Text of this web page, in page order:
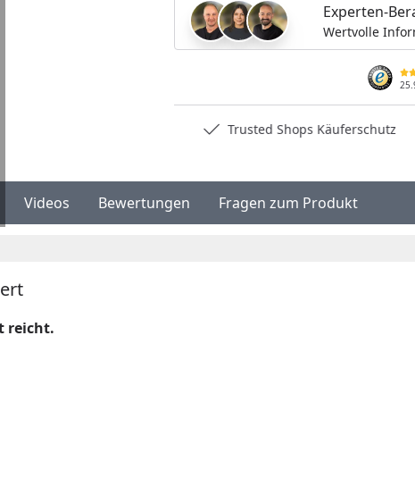
Experten-
Wertvolle
Trusted Shops Käuferschutz
Videos Bewertungen Fragen zum Produkt
reicht.